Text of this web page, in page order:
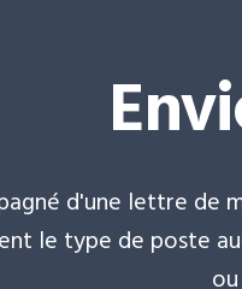
d'une lettre
le type de poste